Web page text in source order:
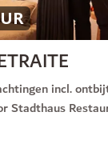
incl.
Stadthaus